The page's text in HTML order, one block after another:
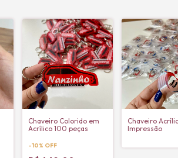
Chaveiro Colorido em
Acrílico 100 peças
-10% OFF
Chaveiro
Impressão